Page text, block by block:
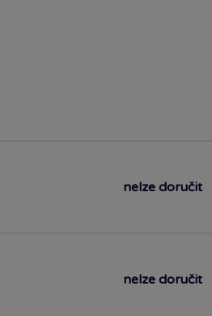
nelze doručit
nelze doručit